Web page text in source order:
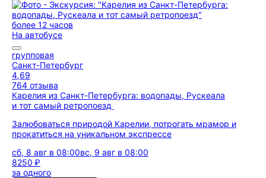
более 12 часов
На автобусе
групповая
Санкт-Петербург
4,69
764 отзыва
Карелия из Санкт-Петербурга: водопады, Рускеала
и тот самый ретропоезд
Залюбоваться природой Карелии, потрогать мрамор и
прокатиться на уникальном экспрессе
сб, 8 авг в 08:00вс, 9 авг в 08:00
8250 ₽
за одного